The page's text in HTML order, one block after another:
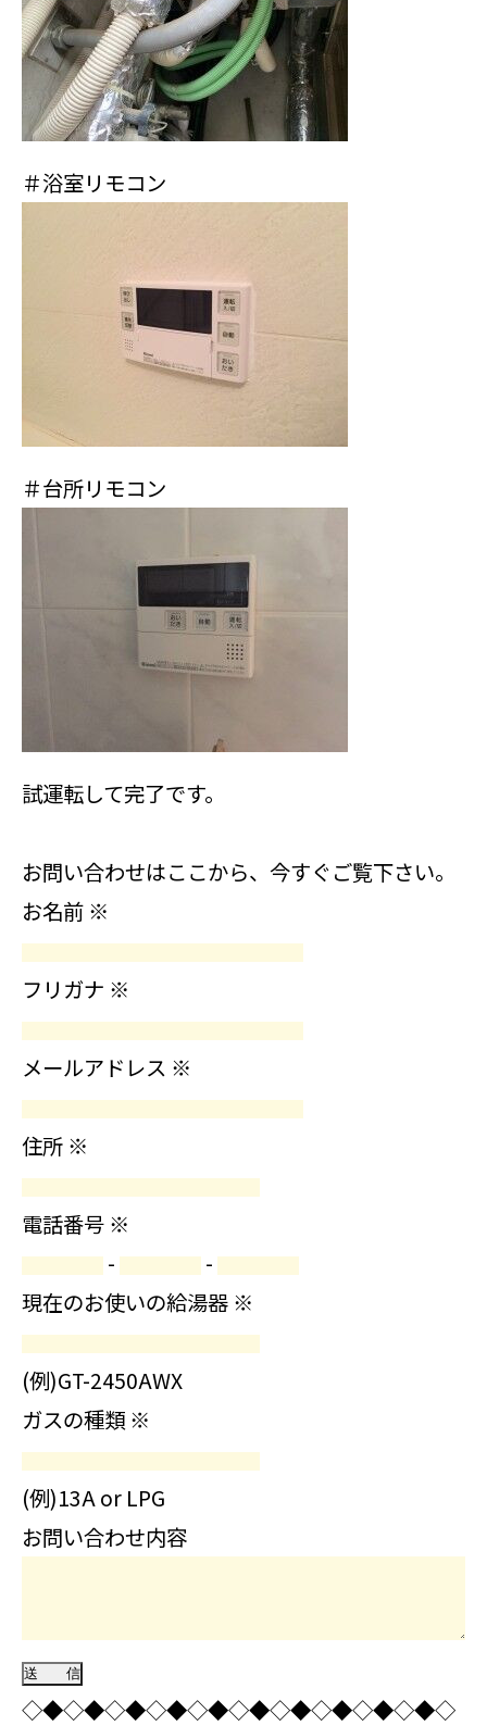
＃浴室リモコン
＃台所リモコン
試運転して完了です。
お問い合わせはここから、今すぐご覧下さい。
お名前 ※
フリガナ ※
メールアドレス ※
住所 ※
電話番号 ※
-
-
現在のお使いの給湯器 ※
(例)GT-2450AWX
ガスの種類 ※
(例)13A or LPG
お問い合わせ内容
◇◆◇◆◇◆◇◆◇◆◇◆◇◆◇◆◇◆◇◆◇